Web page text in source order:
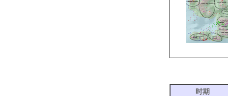
时期